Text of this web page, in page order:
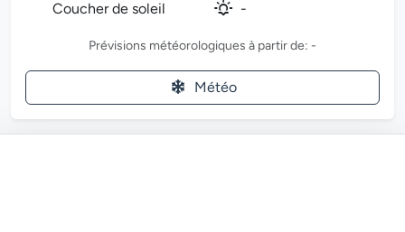
Coucher de soleil
-
Prévisions météorologiques à partir de: -
Météo